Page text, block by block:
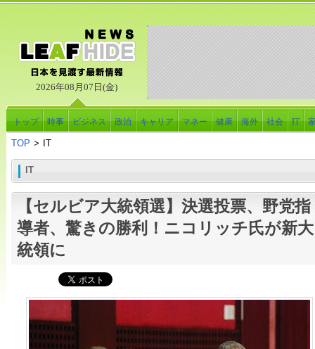
2026年08月07日(金)
トップ 時事 ビジネス 政治 キャリア マネー 健康 海外 社会 IT
TOP > IT
IT
【セルビア大統領選】決選投票、野党指
導者、驚きの勝利！ニコリッチ氏が新大
統領に